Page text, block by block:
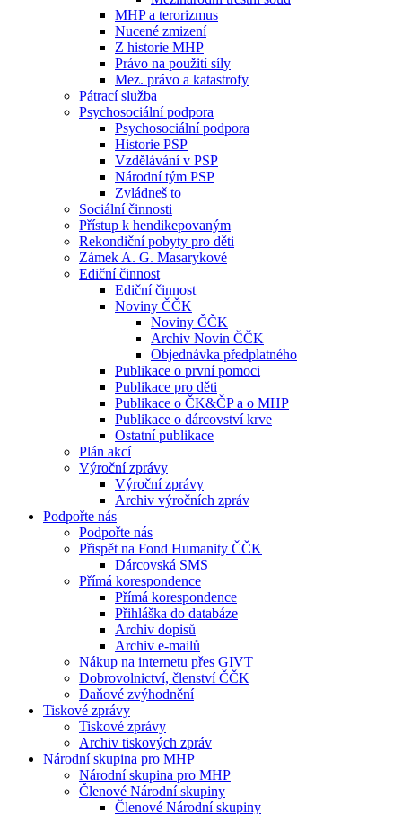
MHP a terorizmus
Nucené zmizení
Z historie MHP
Právo na použití síly
Mez. právo a katastrofy
Pátrací služba
Psychosociální podpora
Psychosociální podpora
Historie PSP
Vzdělávání v PSP
Národní tým PSP
Zvládneš to
Sociální činnosti
Přístup k hendikepovaným
Rekondiční pobyty pro děti
Zámek A. G. Masarykové
Ediční činnost
Ediční činnost
Noviny ČČK
Noviny ČČK
Archiv Novin ČČK
Objednávka předplatného
Publikace o první pomoci
Publikace pro děti
Publikace o ČK&ČP a o MHP
Publikace o dárcovství krve
Ostatní publikace
Plán akcí
Výroční zprávy
Výroční zprávy
Archiv výročních zpráv
Podpořte nás
Podpořte nás
Přispět na Fond Humanity ČČK
Dárcovská SMS
Přímá korespondence
Přímá korespondence
Přihláška do databáze
Archiv dopisů
Archiv e-mailů
Nákup na internetu přes GIVT
Dobrovolnictví, členství ČČK
Daňové zvýhodnění
Tiskové zprávy
Tiskové zprávy
Archiv tiskových zpráv
Národní skupina pro MHP
Národní skupina pro MHP
Členové Národní skupiny
Členové Národní skupiny